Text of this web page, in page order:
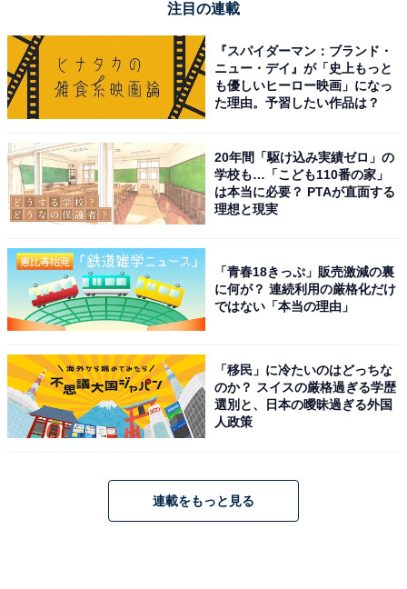
オーディオテクニカ ATH-CKS50TW2 BK(E) ワイヤレス
イヤホン Bluetooth 5.3 ノイズキャンセリング 重低音 LE
Audio対応 オリジナルステッカー付き マグネティックス
イッチ機能 最大約65時間再生 IP55 防水防塵 マルチポイ
ント対応 置き忘れアラート ヒアスルー 低遅延モード 急速
Amazonで見る
オーディオテクニカ「‎ATH-TWX9MK2」
オーディオテクニカ ATH-TWX9MK2 BK(E) ノイズキャン
セリング ワイヤレスイヤホン Bluetooth 完全ワイヤレス
マイク付 最大約18.5時間再生 ワイヤレス充電対応 マルチ
注目の連載
『スパイダーマン：ブランド・
ニュー・デイ』が「史上もっと
も優しいヒーロー映画」になっ
た理由。予習したい作品は？
20年間「駆け込み実績ゼロ」の
学校も…「こども110番の家」
は本当に必要？ PTAが直面する
理想と現実
「青春18きっぷ」販売激減の裏
に何が？ 連続利用の厳格化だけ
ではない「本当の理由」
「移民」に冷たいのはどっちな
のか？ スイスの厳格過ぎる学歴
選別と、日本の曖昧過ぎる外国
人政策
連載をもっと見る